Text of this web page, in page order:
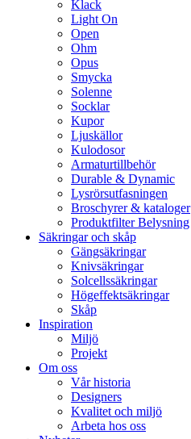
Klack
Light On
Open
Ohm
Opus
Smycka
Solenne
Socklar
Kupor
Ljuskällor
Kulodosor
Armaturtillbehör
Durable & Dynamic
Lysrörsutfasningen
Broschyrer & kataloger
Produktfilter Belysning
Säkringar och skåp
Gängsäkringar
Knivsäkringar
Solcellssäkringar
Högeffektsäkringar
Skåp
Inspiration
Miljö
Projekt
Om oss
Vår historia
Designers
Kvalitet och miljö
Arbeta hos oss